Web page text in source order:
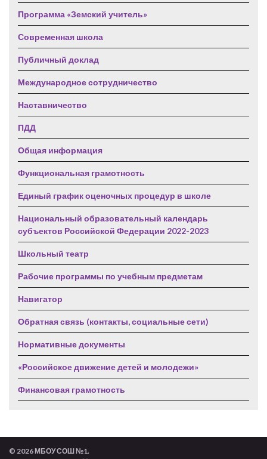
Программа «Земский учитель»
Современная школа
Публичный доклад
Международное сотрудничество
Наставничество
ПДД
Общая информация
Функциональная грамотность
Единый график оценочных процедур в школе
Национальный образовательный календарь
субъектов Российской Федерации 2022-2023
Школьный театр
Рабочие программы по учебным предметам
Навигатор
Обратная связь (контакты, социальные сети)
Нормативные документы
«Российское движение детей и молодежи»
Финансовая грамотность
© 2026 МБОУ СОШ №1.